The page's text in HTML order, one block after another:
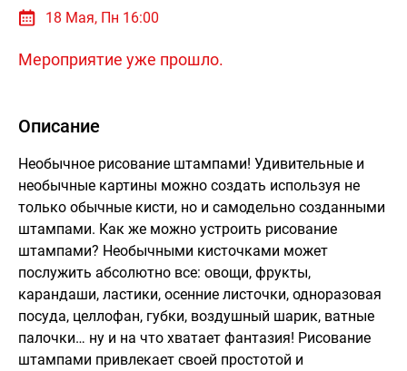
18 Мая, Пн 16:00
Мероприятие уже прошло.
Описание
Необычное рисование штампами! Удивительные и
необычные картины можно создать используя не
только обычные кисти, но и самодельно созданными
штампами. Как же можно устроить рисование
штампами? Необычными кисточками может
послужить абсолютно все: овощи, фрукты,
карандаши, ластики, осенние листочки, одноразовая
посуда, целлофан, губки, воздушный шарик, ватные
палочки… ну и на что хватает фантазия! Рисование
штампами привлекает своей простотой и